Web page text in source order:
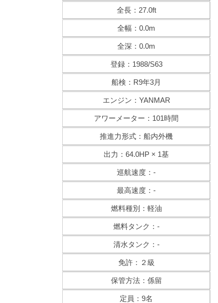
全長：27.0ft
全幅：0.0m
全深：0.0m
登録：1988/S63
船検：R9年3月
エンジン：YANMAR
アワーメーター：101時間
推進力形式：船内外機
出力：64.0HP × 1基
巡航速度：-
最高速度：-
燃料種別：軽油
燃料タンク：-
清水タンク：-
免許：２級
保管方法：係留
定員：9名